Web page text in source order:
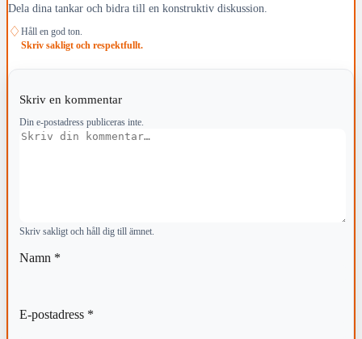
Dela dina tankar och bidra till en konstruktiv diskussion.
♢ Håll en god ton.
Skriv sakligt och respektfullt.
Skriv en kommentar
Din e-postadress publiceras inte.
Kommentar
Skriv sakligt och håll dig till ämnet.
Namn *
E-postadress *